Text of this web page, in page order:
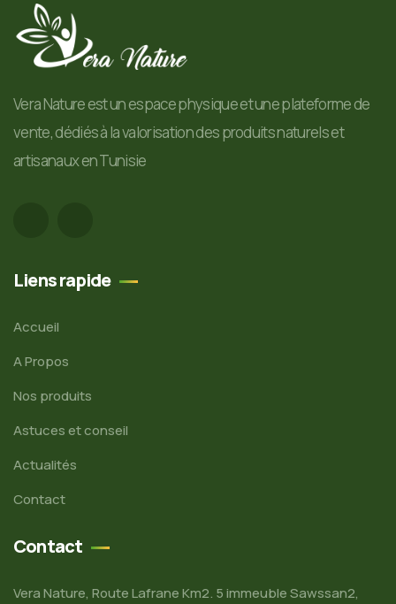
Vera Nature est un espace physique et une plateforme de
vente, dédiés à la valorisation des produits naturels et
artisanaux en Tunisie
Liens rapide
Accueil
A Propos
Nos produits
Astuces et conseil
Actualités
Contact
Contact
Vera Nature, Route Lafrane Km2. 5 immeuble Sawssan2,